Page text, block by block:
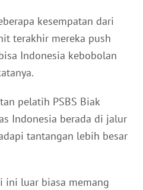
kesempatan dari
terakhir mereka push
Indonesia kebobolan
pelatih PSBS Biak
Indonesia berada di jalur
tantangan lebih besar
ini luar biasa memang